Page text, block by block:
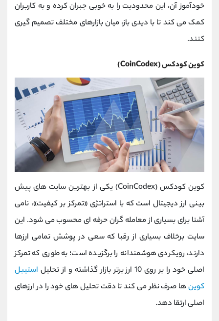
خودآموز آن، این محدودیت را به خوبی جبران کرده و به کاربران
کمک می‌ کند تا با دیدی باز، میان بازارهای مختلف تصمیم‌ گیری
کنند.
کوین کودکس (CoinCodex)
کوین کودکس (CoinCodex) یکی از بهترین سایت های پیش
بینی ارز دیجیتال است که با استراتژی «تمرکز بر کیفیت»، نامی
آشنا برای بسیاری از معامله ‌گران حرفه ‌ای محسوب می ‌شود. این
سایت برخلاف بسیاری از رقبا که سعی در پوشش تمامی ارزها
دارند، رویکردی هوشمندانه را برگزیده است؛ به طوری که تمرکز
اصلی خود را بر روی 10 ارز برتر بازار گذاشته و از تحلیل
استیبل‌
کوین‌ها صرف ‌نظر می‌ کند تا دقت تحلیل‌ های خود را در ارزهای
اصلی ارتقا دهد.